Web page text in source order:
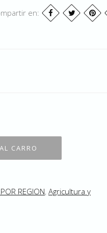
en:
REGION, Agricultura y